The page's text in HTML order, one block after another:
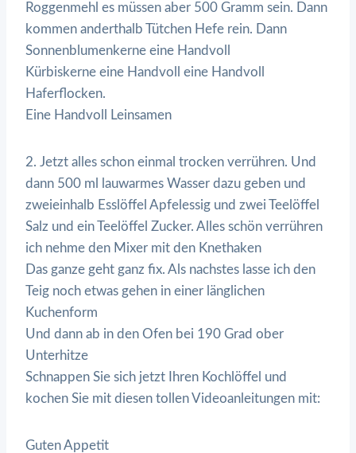
Roggenmehl es müssen aber 500 Gramm sein. Dann
kommen anderthalb Tütchen Hefe rein. Dann
Sonnenblumenkerne eine Handvoll
Kürbiskerne eine Handvoll eine Handvoll
Haferflocken.
Eine Handvoll Leinsamen
2. Jetzt alles schon einmal trocken verrühren. Und
dann 500 ml lauwarmes Wasser dazu geben und
zweieinhalb Esslöffel Apfelessig und zwei Teelöffel
Salz und ein Teelöffel Zucker. Alles schön verrühren
ich nehme den Mixer mit den Knethaken
Das ganze geht ganz fix. Als nachstes lasse ich den
Teig noch etwas gehen in einer länglichen
Kuchenform
Und dann ab in den Ofen bei 190 Grad ober
Unterhitze
Schnappen Sie sich jetzt Ihren Kochlöffel und
kochen Sie mit diesen tollen Videoanleitungen mit:
Guten Appetit